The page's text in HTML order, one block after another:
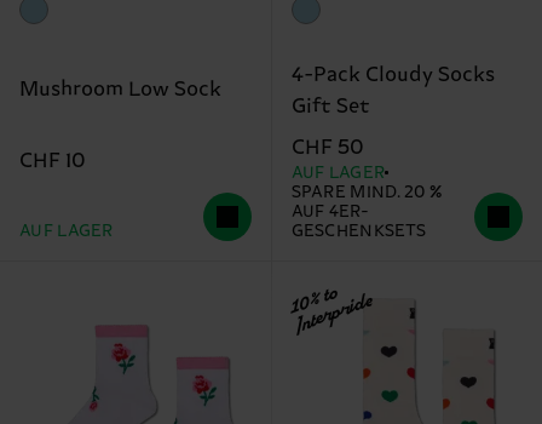
Mushroom Low Sock
CHF 10
AUF LAGER
4-Pack Cloudy Socks
Gift Set
CHF 50
AUF LAGER
SPARE MIND. 20 %
AUF 4ER-
GESCHENKSETS
10% to
Interpride